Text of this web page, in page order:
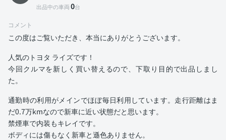
出品中の車両0台
コメント
この度はご覧いただき、本当にありがとうございます。
人気のトヨタ ライズです！
今回クルマを新しく買い替えるので、下取り目的で出品しまし
た。
通勤時の利用がメインでほぼ毎日利用しています。走行距離はま
だ0.7万kmなので新車に近い状態だと思います。
禁煙車で内装もキレイです。
ボディには傷もなく新車と遜色ありません。